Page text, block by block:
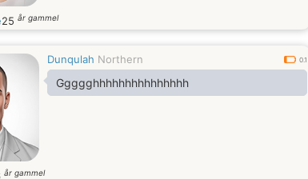
25 år gammel
Dunqulah Northern 0.1
Ggggghhhhhhhhhhhhhhh
år gammel